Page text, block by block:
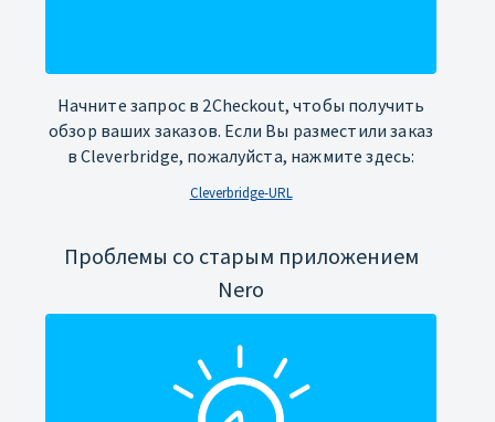
Начните запрос в 2Checkout, чтобы получить
обзор ваших заказов. Если Вы разместили заказ
в Cleverbridge, пожалуйста, нажмите здесь:
Cleverbridge-URL
Проблемы со старым приложением
Nero